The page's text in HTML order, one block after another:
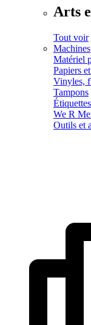
Arts
Tout voir
Machines
Matériel
Papiers
Vinyles,
Tampons
Étiquettes
We R
Outils et